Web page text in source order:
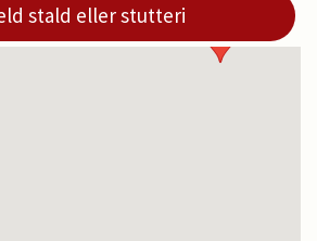
stald eller stutteri